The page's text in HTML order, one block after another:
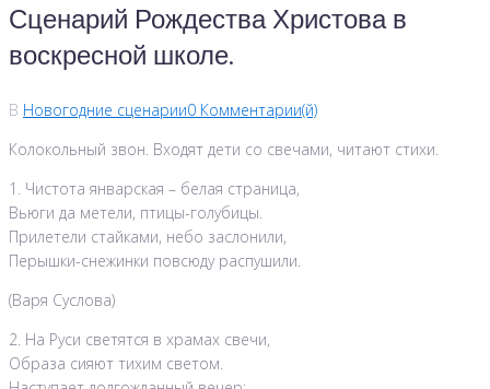
Сценарий Рождества Христова в
воскресной школе.
В Новогодние сценарии0 Комментарии(й)
Колокольный звон. Входят дети со свечами, читают стихи.
1. Чистота январская – белая страница,
Вьюги да метели, птицы-голубицы.
Прилетели стайками, небо заслонили,
Перышки-снежинки повсюду распушили.
(Варя Суслова)
2. На Руси светятся в храмах свечи,
Образа сияют тихим светом.